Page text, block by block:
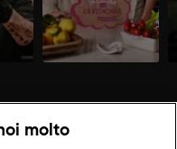
molto